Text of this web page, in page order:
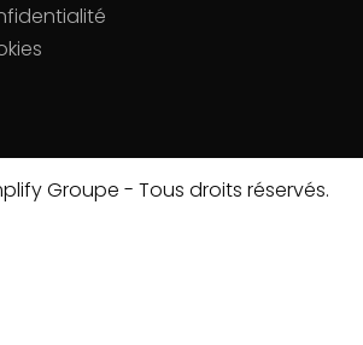
Groupe - Tous droits réservés.